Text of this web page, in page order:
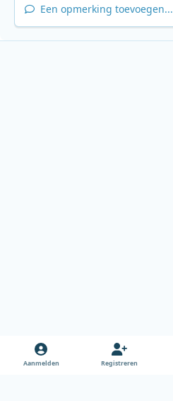
Een opmerking toevoegen...
Aanmelden Registreren